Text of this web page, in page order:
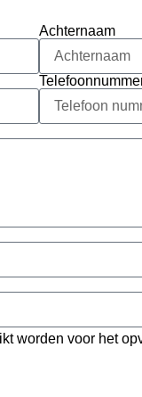
Achternaam
worden voor het